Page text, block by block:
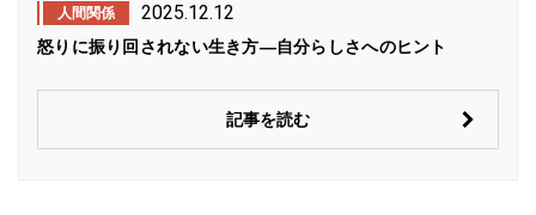
人間関係 2025.12.12
怒りに振り回されない生き方―自分らしさへのヒント
記事を読む